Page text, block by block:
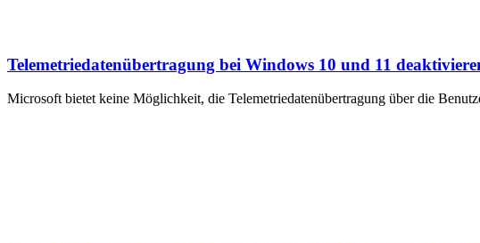
Telemetriedatenübertragung bei Windows 10 und 11
Microsoft bietet keine Möglichkeit, die Telemetriedatenübertragung über die